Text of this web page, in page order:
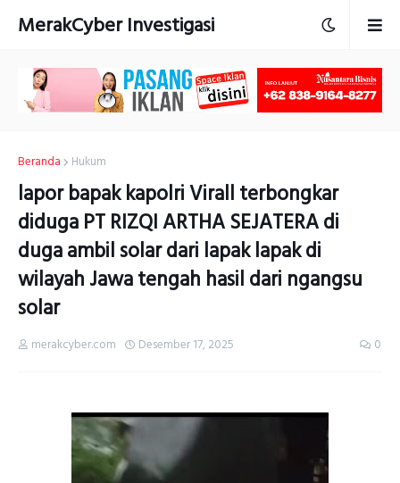
MerakCyber Investigasi
Beranda Hukum
lapor bapak kapolri Virall terbongkar
diduga PT RIZQI ARTHA SEJATERA di
duga ambil solar dari lapak lapak di
wilayah Jawa tengah hasil dari ngangsu
solar
merakcyber.com Desember 17, 2025 0